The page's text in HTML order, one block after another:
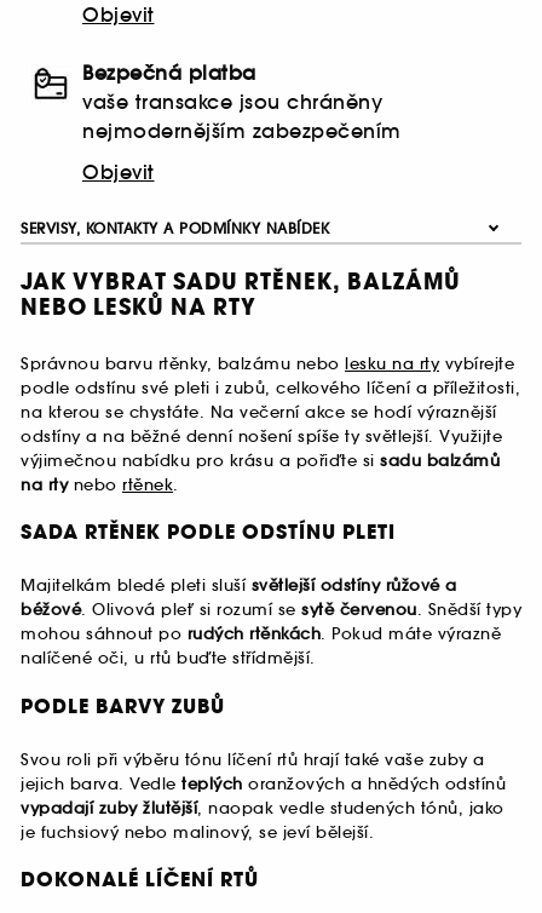
Objevit
Bezpečná platba
vaše transakce jsou chráněny
nejmodernějším zabezpečením
Objevit
SERVISY, KONTAKTY A PODMÍNKY NABÍDEK
JAK VYBRAT SADU RTĚNEK, BALZÁMŮ
NEBO LESKŮ NA RTY
Správnou barvu rtěnky, balzámu nebo lesku na rtyvybírejte
podle odstínu své pleti i zubů, celkového líčení a příležitosti,
na kterou se chystáte. Na večerní akce se hodí výraznější
odstíny a na běžné denní nošení spíše ty světlejší. Využijte
výjimečnou nabídku pro krásu a pořiďte si sadu balzámů
na rtynebo rtěnek.
SADA RTĚNEK PODLE ODSTÍNU PLETI
Majitelkám bledé pleti sluší světlejší odstíny růžové a
béžové. Olivová pleť si rozumí se sytě červenou. Snědší typy
mohou sáhnout po rudých rtěnkách. Pokud máte výrazně
nalíčené oči, u rtů buďte střídmější.
PODLE BARVY ZUBŮ
Svou roli při výběru tónu líčení rtů hrají také vaše zuby a
jejich barva. Vedle teplých oranžových a hnědých odstínů
vypadají zuby žlutější, naopak vedle studených tónů, jako
je fuchsiový nebo malinový, se jeví bělejší.
DOKONALÉ LÍČENÍ RTŮ